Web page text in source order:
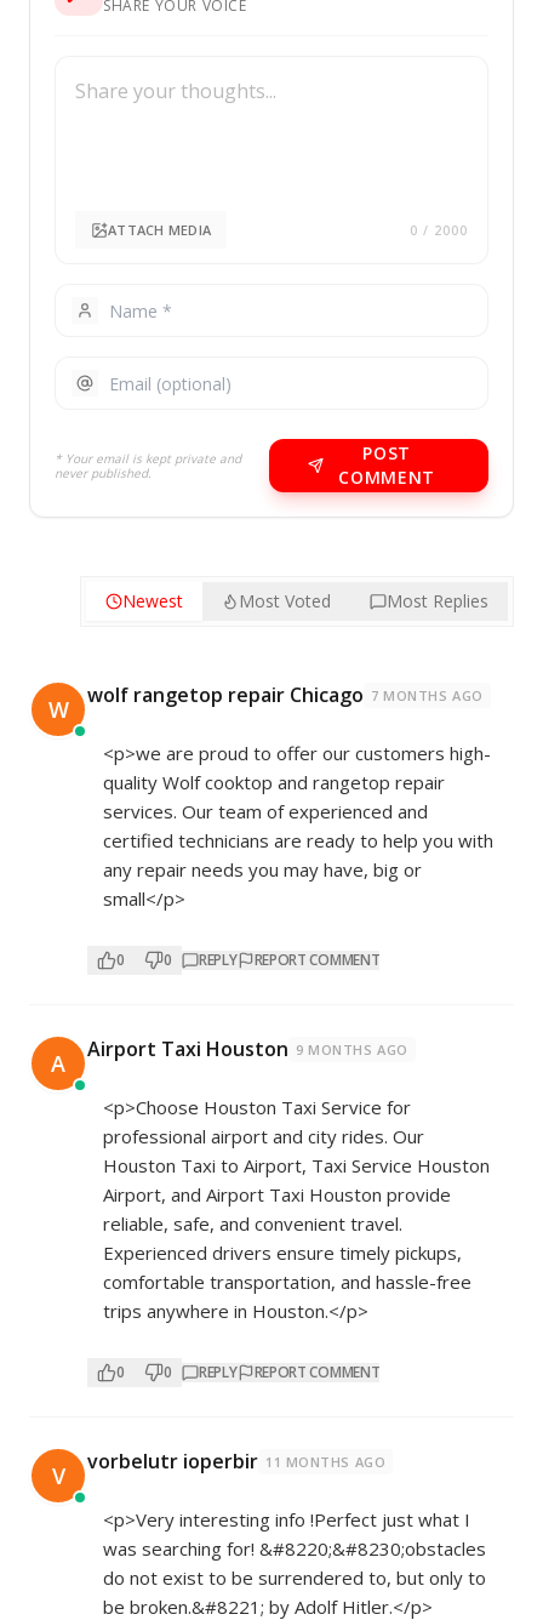
SHARE YOUR VOICE
ATTACH MEDIA 0 / 2000
* Your email is kept private and
never published.
POST
COMMENT
Newest Most Voted Most Replies
W wolf rangetop repair Chicago 7 MONTHS AGO
<p>we are proud to offer our customers high-
quality Wolf cooktop and rangetop repair
services. Our team of experienced and
certified technicians are ready to help you with
any repair needs you may have, big or
small</p>
0 0 REPLY REPORT COMMENT
A Airport Taxi Houston 9 MONTHS AGO
<p>Choose Houston Taxi Service for
professional airport and city rides. Our
Houston Taxi to Airport, Taxi Service Houston
Airport, and Airport Taxi Houston provide
reliable, safe, and convenient travel.
Experienced drivers ensure timely pickups,
comfortable transportation, and hassle-free
trips anywhere in Houston.</p>
0 0 REPLY REPORT COMMENT
V vorbelutr ioperbir 11 MONTHS AGO
<p>Very interesting info !Perfect just what I
was searching for! &#8220;&#8230;obstacles
do not exist to be surrendered to, but only to
be broken.&#8221; by Adolf Hitler.</p>